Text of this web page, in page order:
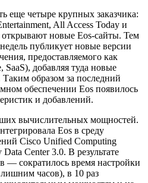
четыре крупных заказчика:
All Access Today и
новые Eos-сайты. Тем
публикует новые версии
предоставляемого как
SaaS), добавляя туда новые
образом за последний
обеспечении Eos появилось
и добавлений.
вычислительных мощностей.
Eos в среду
Cisco Unified Computing
Center 3.0. В результате
— сократилось время настройки
часов), в 10 раз